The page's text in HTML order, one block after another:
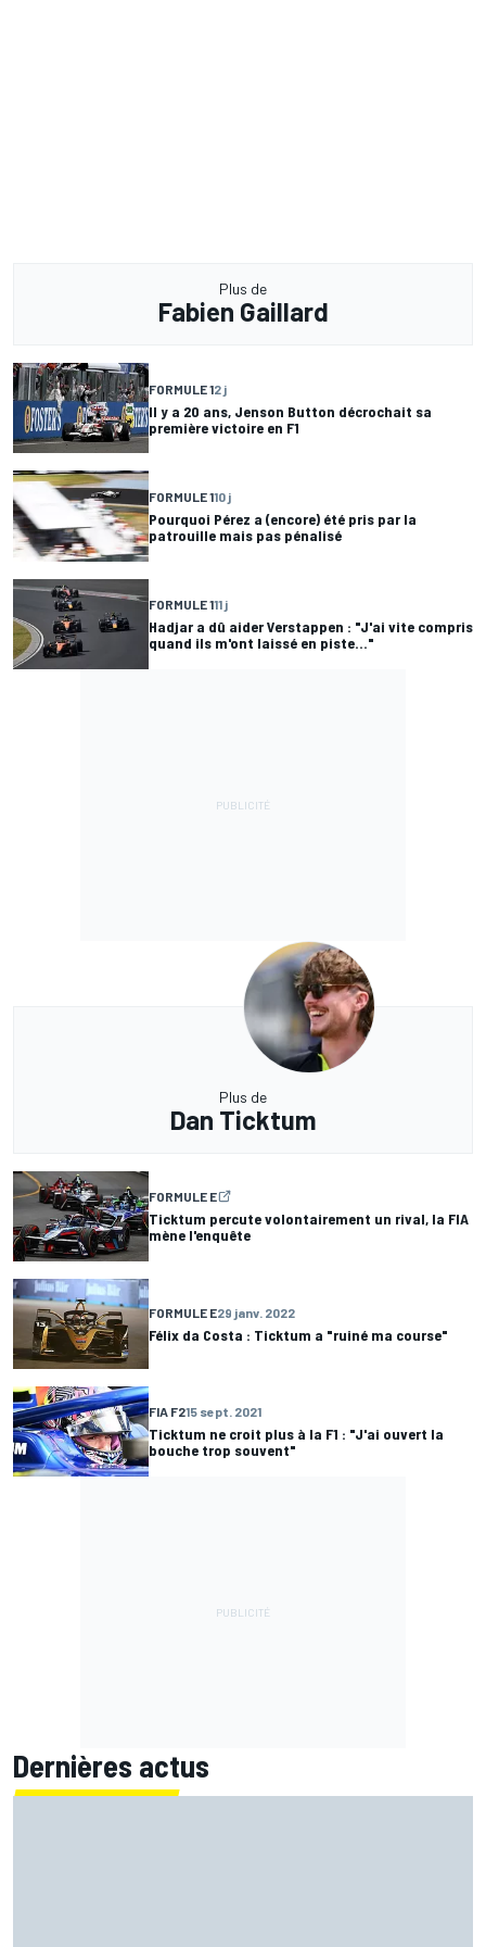
Plus de
Fabien Gaillard
FORMULE 12 j
Il y a 20 ans, Jenson Button décrochait sa
première victoire en F1
FORMULE 110 j
Pourquoi Pérez a (encore) été pris par la
patrouille mais pas pénalisé
FORMULE 111 j
Hadjar a dû aider Verstappen : "J'ai vite compris
quand ils m'ont laissé en piste..."
Plus de
Dan Ticktum
FORMULE E
Ticktum percute volontairement un rival, la FIA
mène l'enquête
FORMULE E29 janv. 2022
Félix da Costa : Ticktum a "ruiné ma course"
FIA F215 sept. 2021
Ticktum ne croit plus à la F1 : "J'ai ouvert la
bouche trop souvent"
Dernières actus